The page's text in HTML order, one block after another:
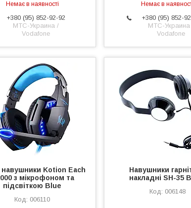
Немає в наявності
+380 (95) 852-92-92
МТС-Украина /
Vodafone
Немає в
+380 (95) 852-
МТС-
Vodafone
навушники Kotion Each
з мікрофоном та
підсвіткою Blue
006110
Навушники
накладні SH-35
006148